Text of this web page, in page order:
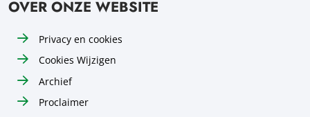
OVER ONZE WEBSITE
Privacy en cookies
Cookies Wijzigen
Archief
Proclaimer